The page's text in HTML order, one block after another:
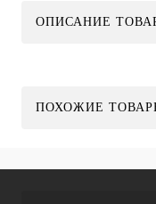
ОПИСАНИЕ
ПОХОЖИЕ